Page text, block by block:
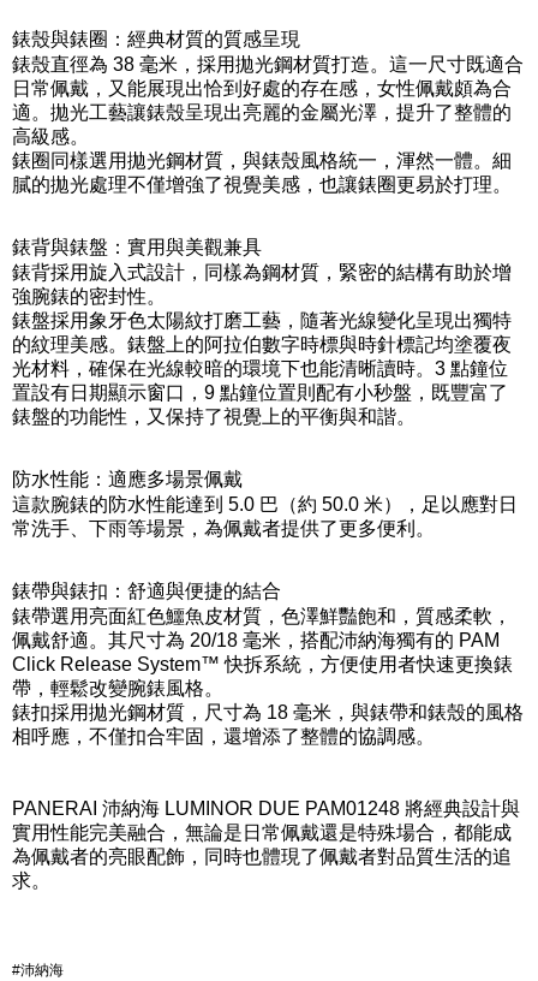
錶殼與錶圈：經典材質的質感呈現
錶殼直徑為 38 毫米，採用拋光鋼材質打造。這一尺寸既適合
日常佩戴，又能展現出恰到好處的存在感，女性佩戴頗為合
適。拋光工藝讓錶殼呈現出亮麗的金屬光澤，提升了整體的
高級感。
錶圈同樣選用拋光鋼材質，與錶殼風格統一，渾然一體。細
膩的拋光處理不僅增強了視覺美感，也讓錶圈更易於打理。
錶背與錶盤：實用與美觀兼具
錶背採用旋入式設計，同樣為鋼材質，緊密的結構有助於增
強腕錶的密封性。
錶盤採用象牙色太陽紋打磨工藝，隨著光線變化呈現出獨特
的紋理美感。錶盤上的阿拉伯數字時標與時針標記均塗覆夜
光材料，確保在光線較暗的環境下也能清晰讀時。3 點鐘位
置設有日期顯示窗口，9 點鐘位置則配有小秒盤，既豐富了
錶盤的功能性，又保持了視覺上的平衡與和諧。
防水性能：適應多場景佩戴
這款腕錶的防水性能達到 5.0 巴（約 50.0 米），足以應對日
常洗手、下雨等場景，為佩戴者提供了更多便利。
錶帶與錶扣：舒適與便捷的結合
錶帶選用亮面紅色鱷魚皮材質，色澤鮮豔飽和，質感柔軟，
佩戴舒適。其尺寸為 20/18 毫米，搭配沛納海獨有的 PAM
Click Release System™ 快拆系統，方便使用者快速更換錶
帶，輕鬆改變腕錶風格。
錶扣採用拋光鋼材質，尺寸為 18 毫米，與錶帶和錶殼的風格
相呼應，不僅扣合牢固，還增添了整體的協調感。
PANERAI 沛納海 LUMINOR DUE PAM01248 將經典設計與
實用性能完美融合，無論是日常佩戴還是特殊場合，都能成
為佩戴者的亮眼配飾，同時也體現了佩戴者對品質生活的追
求。
#沛納海